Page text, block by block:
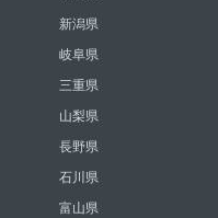
新潟県
岐阜県
三重県
山梨県
長野県
石川県
富山県